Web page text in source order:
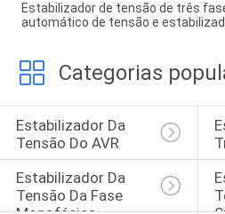
Estabilizador de tensão de três
automático de tensão e
Categorias
Estabilizador Da
Tensão Do AVR
Estabilizador Da
Tensão Da Fase